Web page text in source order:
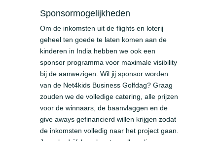
Sponsormogelijkheden
Om de inkomsten uit de flights en loterij
geheel ten goede te laten komen aan de
kinderen in India hebben we ook een
sponsor programma voor maximale visibility
bij de aanwezigen. Wil jij sponsor worden
van de Net4kids Business Golfdag? Graag
zouden we de volledige catering, alle prijzen
voor de winnaars, de baanvlaggen en de
give aways gefinancierd willen krijgen zodat
de inkomsten volledig naar het project gaan.